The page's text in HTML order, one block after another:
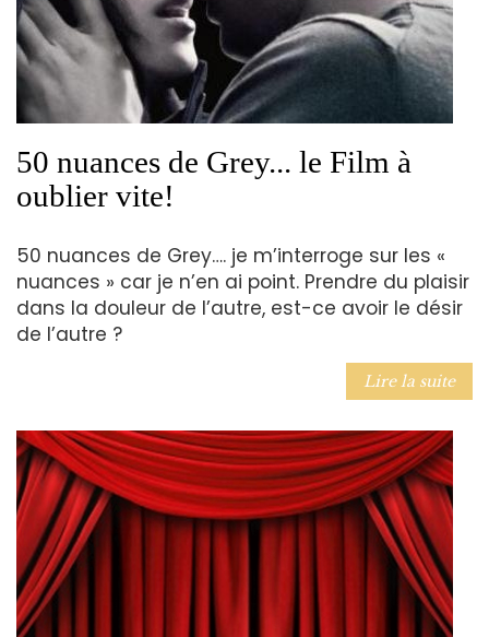
50 nuances de Grey... le Film à
oublier vite!
50 nuances de Grey…. je m’interroge sur les «
nuances » car je n’en ai point. Prendre du plaisir
dans la douleur de l’autre, est-ce avoir le désir
de l’autre ?
Lire la suite